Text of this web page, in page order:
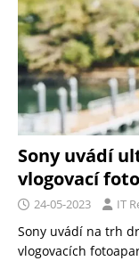
Sony uvádí
vlogovací
24-05-2023 IT
Sony uvádí na trh
vlogovacích